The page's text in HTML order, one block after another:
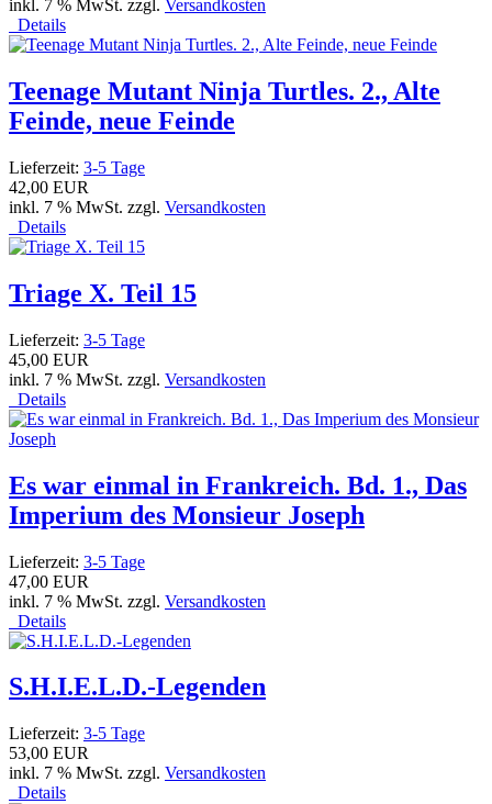
inkl. 7 % MwSt. zzgl. Versandkosten
Details
Teenage Mutant Ninja Turtles. 2., Alte
Feinde, neue Feinde
Lieferzeit: 3-5 Tage
42,00 EUR
inkl. 7 % MwSt. zzgl. Versandkosten
Details
Triage X. Teil 15
Lieferzeit: 3-5 Tage
45,00 EUR
inkl. 7 % MwSt. zzgl. Versandkosten
Details
Es war einmal in Frankreich. Bd. 1., Das
Imperium des Monsieur Joseph
Lieferzeit: 3-5 Tage
47,00 EUR
inkl. 7 % MwSt. zzgl. Versandkosten
Details
S.H.I.E.L.D.-Legenden
Lieferzeit: 3-5 Tage
53,00 EUR
inkl. 7 % MwSt. zzgl. Versandkosten
Details